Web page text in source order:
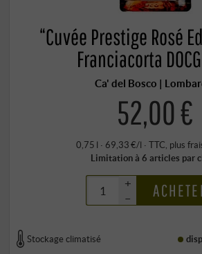
“Cuvée Prestige Rosé
Franciacorta
Ca' del Bosco |
52,00 €
0,75 l · 69,33 €/l · TTC, plus
Limitation à 6 articles par
+
–
Stockage climatisé